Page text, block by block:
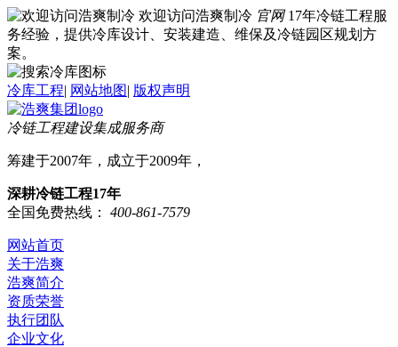
欢迎访问浩爽制冷 官网 17年冷链工程服
务经验，提供冷库设计、安装建造、维保及冷链园区规划方
案。
冷库工程| 网站地图| 版权声明
冷链工程建设集成服务商
筹建于2007年，成立于2009年，
深耕冷链工程17年
全国免费热线：
400-861-7579
网站首页
关于浩爽
浩爽简介
资质荣誉
执行团队
企业文化